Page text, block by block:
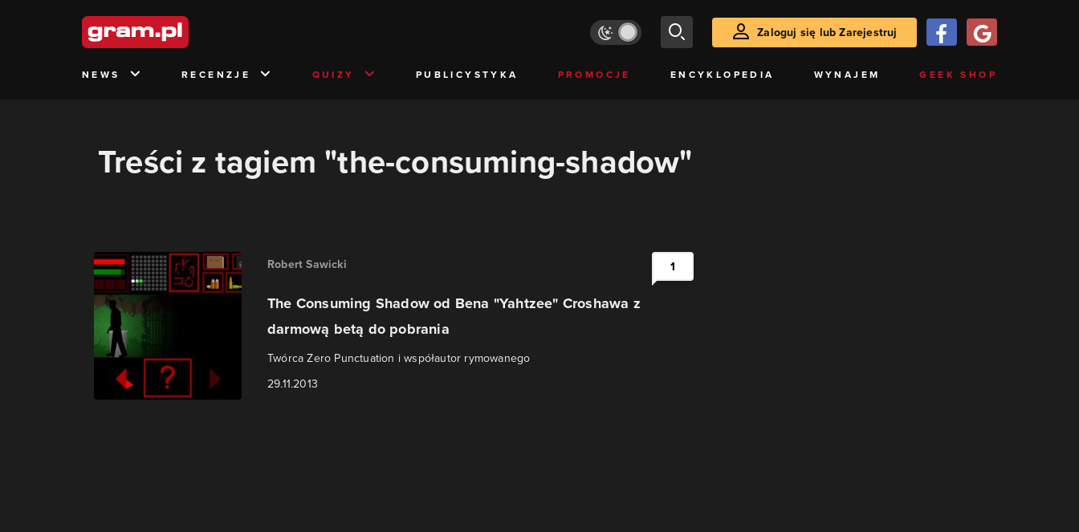
Zaloguj się lub Zarejestruj
NEWS RECENZJE QUIZY PUBLICYSTYKA PROMOCJE ENCYKLOPEDIA WYNAJEM GEEK SHOP
Treści z tagiem "the-consuming-shadow"
Robert Sawicki
The Consuming Shadow od Bena "Yahtzee" Croshawa z
darmową betą do pobrania
Twórca Zero Punctuation i współautor rymowanego
29.11.2013
1